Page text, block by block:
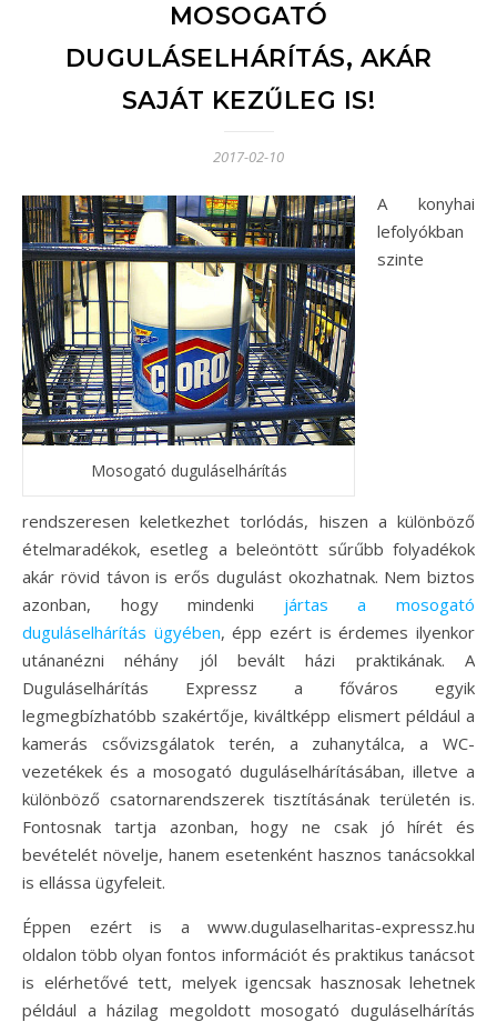
MOSOGATÓ
DUGULÁSELHÁRÍTÁS, AKÁR
SAJÁT KEZŰLEG IS!
2017-02-10
Mosogató duguláselhárítás
A konyhai
lefolyókban
szinte
rendszeresen keletkezhet torlódás, hiszen a különböző
ételmaradékok, esetleg a beleöntött sűrűbb folyadékok
akár rövid távon is erős dugulást okozhatnak. Nem biztos
azonban, hogy mindenki jártas a mosogató
duguláselhárítás ügyében, épp ezért is érdemes ilyenkor
utánanézni néhány jól bevált házi praktikának. A
Duguláselhárítás Expressz a főváros egyik
legmegbízhatóbb szakértője, kiváltképp elismert például a
kamerás csővizsgálatok terén, a zuhanytálca, a WC-
vezetékek és a mosogató duguláselhárításában, illetve a
különböző csatornarendszerek tisztításának területén is.
Fontosnak tartja azonban, hogy ne csak jó hírét és
bevételét növelje, hanem esetenként hasznos tanácsokkal
is ellássa ügyfeleit.
Éppen ezért is a www.dugulaselharitas-expressz.hu
oldalon több olyan fontos információt és praktikus tanácsot
is elérhetővé tett, melyek igencsak hasznosak lehetnek
például a házilag megoldott mosogató duguláselhárítás